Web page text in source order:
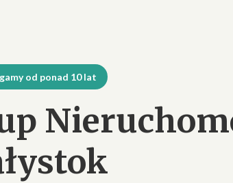
od ponad 10 lat